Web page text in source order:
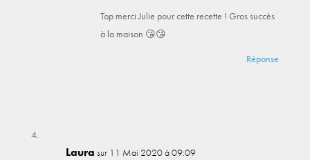
Top merci Julie pour cette recette ! Gros succès
à la maison 😘😘
Réponse
Laura sur 11 Mai 2020 à 09:09